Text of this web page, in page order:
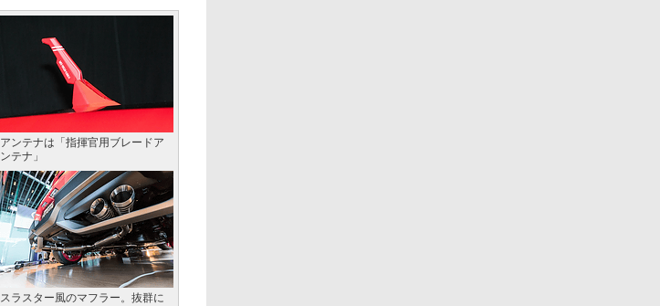
アンテナは「指揮官用ブレードア
ンテナ」
スラスター風のマフラー。抜群に